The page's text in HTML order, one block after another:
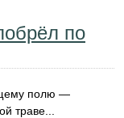
по
полю —
траве...